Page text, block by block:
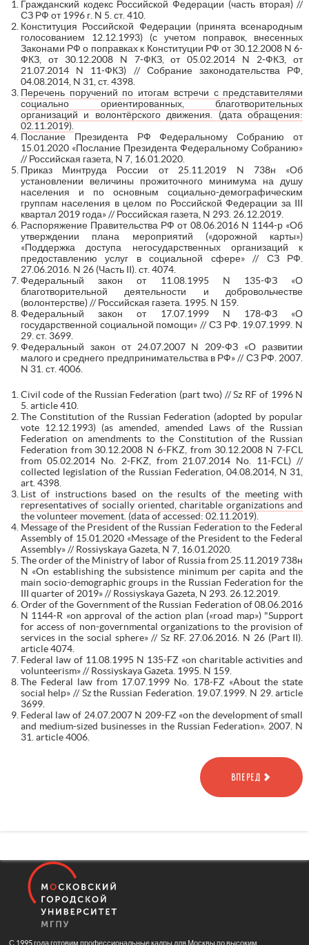
Гражданский кодекс Российской Федерации (часть вторая) //
СЗ РФ от 1996 г. N 5. ст. 410.
Конституция Российской Федерации (принята всенародным
голосованием 12.12.1993) (с учетом поправок, внесенных
Законами РФ о поправках к Конституции РФ от 30.12.2008 N 6-
ФКЗ, от 30.12.2008 N 7-ФКЗ, от 05.02.2014 N 2-ФКЗ, от
21.07.2014 N 11-ФКЗ) // Собрание законодательства РФ,
04.08.2014, N 31, ст. 4398.
Перечень поручений по итогам встречи с представителями
социально ориентированных, благотворительных
организаций и волонтёрского движения. (дата обращения:
02.11.2019).
Послание Президента РФ Федеральному Собранию от
15.01.2020 «Послание Президента Федеральному Собранию»
// Российская газета, N 7, 16.01.2020.
Приказ Минтруда России от 25.11.2019 N 738н «Об
установлении величины прожиточного минимума на душу
населения и по основным социально-демографическим
группам населения в целом по Российской Федерации за III
квартал 2019 года» // Российская газета, N 293. 26.12.2019.
Распоряжение Правительства РФ от 08.06.2016 N 1144-р «Об
утверждении плана мероприятий («дорожной карты»)
«Поддержка доступа негосударственных организаций к
предоставлению услуг в социальной сфере» // СЗ РФ.
27.06.2016. N 26 (Часть II). ст. 4074.
Федеральный закон от 11.08.1995 N 135-ФЗ «О
благотворительной деятельности и добровольчестве
(волонтерстве) // Российская газета. 1995. N 159.
Федеральный закон от 17.07.1999 N 178-ФЗ «О
государственной социальной помощи» // СЗ РФ. 19.07.1999. N
29. ст. 3699.
Федеральный закон от 24.07.2007 N 209-ФЗ «О развитии
малого и среднего предпринимательства в РФ» // СЗ РФ. 2007.
N 31. ст. 4006.
Civil code of the Russian Federation (part two) // Sz RF of 1996 N
5. article 410.
The Constitution of the Russian Federation (adopted by popular
vote 12.12.1993) (as amended, amended Laws of the Russian
Federation on amendments to the Constitution of the Russian
Federation from 30.12.2008 N 6-FKZ, from 30.12.2008 N 7-FCL
from 05.02.2014 No. 2-FKZ, from 21.07.2014 No. 11-FCL) //
collected legislation of the Russian Federation, 04.08.2014, N 31,
art. 4398.
List of instructions based on the results of the meeting with
representatives of socially oriented, charitable organizations and
the volunteer movement. (data of accessed: 02.11.2019).
Message of the President of the Russian Federation to the Federal
Assembly of 15.01.2020 «Message of the President to the Federal
Assembly» // Rossiyskaya Gazeta, N 7, 16.01.2020.
The order of the Ministry of labor of Russia from 25.11.2019 738н
N «On establishing the subsistence minimum per capita and the
main socio-demographic groups in the Russian Federation for the
III quarter of 2019» // Rossiyskaya Gazeta, N 293. 26.12.2019.
Order of the Government of the Russian Federation of 08.06.2016
N 1144-R «on approval of the action plan («road map») "Support
for access of non-governmental organizations to the provision of
services in the social sphere» // Sz RF. 27.06.2016. N 26 (Part II).
article 4074.
Federal law of 11.08.1995 N 135-FZ «on charitable activities and
volunteerism» // Rossiyskaya Gazeta. 1995. N 159.
The Federal law from 17.07.1999 No. 178-FZ «About the state
social help» // Sz the Russian Federation. 19.07.1999. N 29. article
3699.
Federal law of 24.07.2007 N 209-FZ «on the development of small
and medium-sized businesses in the Russian Federation». 2007. N
31. article 4006.
ВПЕРЕД
С 1995 года готовим профессиональные кадры для Москвы по высоким